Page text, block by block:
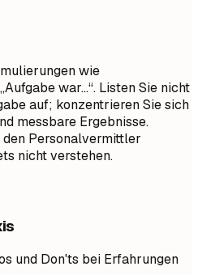
wie
war...“. Listen Sie nicht
auf; konzentrieren Sie sich
messbare Ergebnisse.
den Personalvermittler
nicht verstehen.
und Don'ts bei Erfahrungen